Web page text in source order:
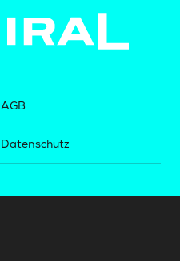
AGB
Datenschutz